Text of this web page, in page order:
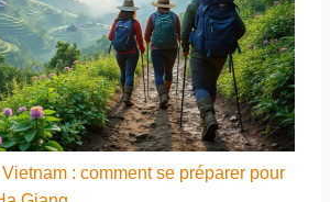
: comment se préparer pour